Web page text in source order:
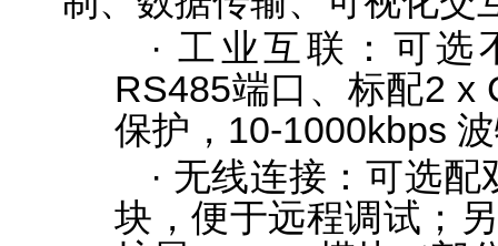
· 工业互联：可选
RS485端口、标配2 x
保护，10-1000kbps
· 无线连接：可选
块，便于远程调试；